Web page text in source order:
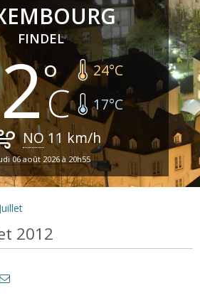
FINDEL
24°C
17°C
NO 11 km/h
06 août 2026 à 20h55
Juillet
2012